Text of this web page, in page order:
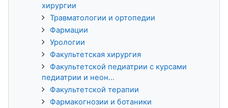
хирургии
Травматологии и ортопедии
Фармации
Урологии
Факультетская хирургия
Факультетской педиатрии с курсами
педиатрии и неон...
Факультетской терапии
Фармакогнозии и ботаники